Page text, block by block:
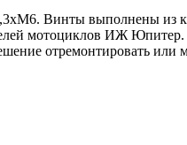
Винты выполнены из
мотоциклов ИЖ
отремонтировать или